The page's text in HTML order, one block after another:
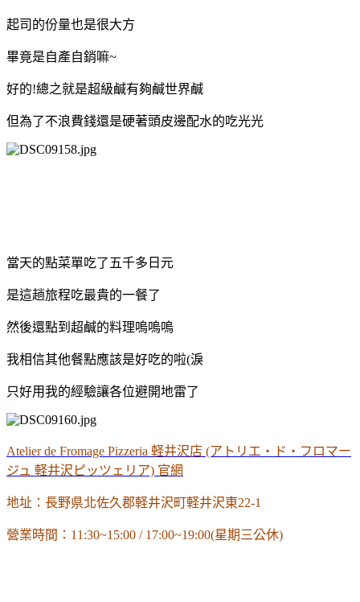
起司的份量也是很大方
畢竟是自產自銷嘛~
好的!總之就是超級鹹有夠鹹世界鹹
但為了不浪費錢還是硬著頭皮邊配水的吃光光
當天的點菜單吃了五千多日元
是這趟旅程吃最貴的一餐了
然後還點到超鹹的料理嗚嗚嗚
我相信其他餐點應該是好吃的啦(淚
只好用我的經驗讓各位避開地雷了
Atelier de Fromage Pizzeria 軽井沢店 (アトリエ・ド・フロマー
ジュ 軽井沢ピッツェリア) 官網
地址：長野県北佐久郡軽井沢町軽井沢東22-1
營業時間：11:30~15:00 / 17:00~19:00(星期三公休)